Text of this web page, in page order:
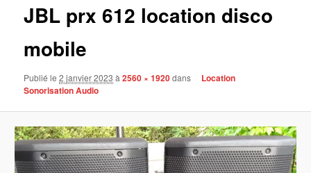
JBL prx 612 location disco
mobile
Publié le2 janvier 2023 à2560 × 1920dans
Location
Sonorisation Audio